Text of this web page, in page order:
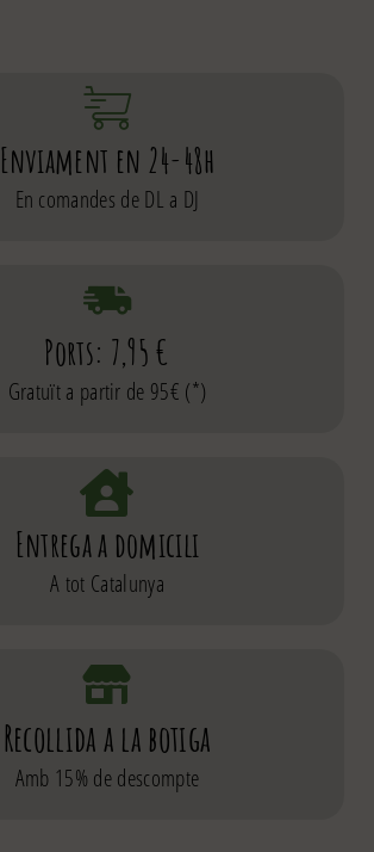
Enviament en 24-48h
En comandes de DL a DJ
Ports: 7,95 €
Gratuït a partir de 95€ (*)
Entrega a domicili
A tot Catalunya
Recollida a la botiga
Amb 15% de descompte